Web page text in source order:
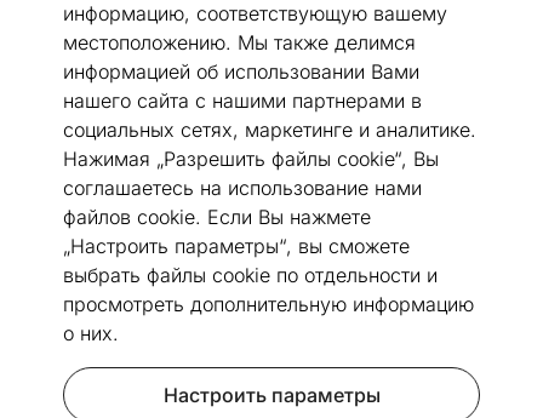
информацию, соответствующую вашему
местоположению. Мы также делимся
информацией об использовании Вами
нашего сайта с нашими партнерами в
социальных сетях, маркетинге и аналитике.
Нажимая „Разрешить файлы cookie“, Вы
соглашаетесь на использование нами
файлов cookie. Если Вы нажмете
„Настроить параметры“, вы сможете
выбрать файлы cookie по отдельности и
просмотреть дополнительную информацию
о них.
Настроить параметры
Посмотреть похожие
Сделано в Эстонии
Декоративная подушка из
гобелена Viena 50x50 см